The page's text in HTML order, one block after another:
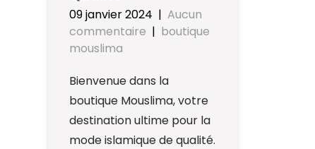
09 janvier 2024 | Aucun
commentaire | boutique
mouslima
Bienvenue dans la
boutique Mouslima, votre
destination ultime pour la
mode islamique de qualité.